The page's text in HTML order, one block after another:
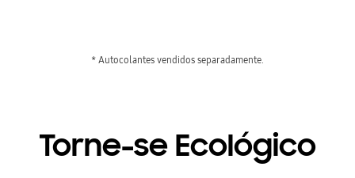
* Autocolantes vendidos separadamente.
Torne-se Ecológico